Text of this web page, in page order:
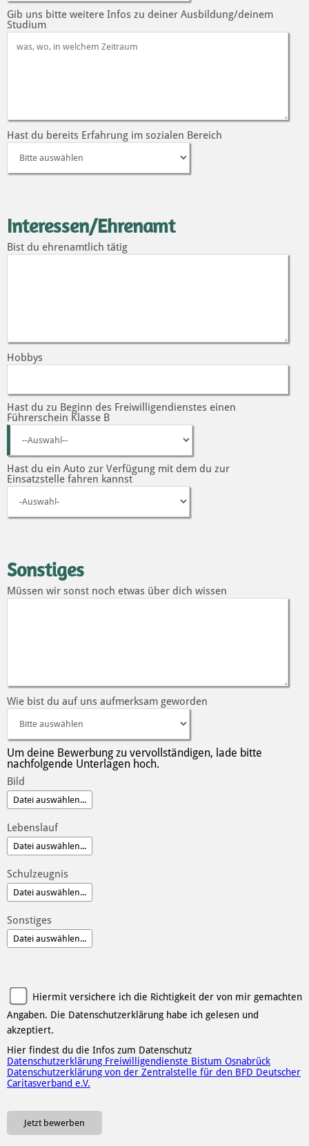
Gib uns bitte weitere Infos zu deiner Ausbildung/deinem
Studium
Hast du bereits Erfahrung im sozialen Bereich
Interessen/Ehrenamt
Bist du ehrenamtlich tätig
Hobbys
Hast du zu Beginn des Freiwilligendienstes einen
Führerschein Klasse B
Hast du ein Auto zur Verfügung mit dem du zur
Einsatzstelle fahren kannst
Sonstiges
Müssen wir sonst noch etwas über dich wissen
Wie bist du auf uns aufmerksam geworden
Um deine Bewerbung zu vervollständigen, lade bitte
nachfolgende Unterlagen hoch.
Bild
Lebenslauf
Schulzeugnis
Sonstiges
Hiermit versichere ich die Richtigkeit der von mir gemachten
Angaben. Die Datenschutzerklärung habe ich gelesen und
akzeptiert.
Hier findest du die Infos zum Datenschutz
Datenschutzerklärung Freiwilligendienste Bistum Osnabrück
Datenschutzerklärung von der Zentralstelle für den BFD Deutscher
Caritasverband e.V.